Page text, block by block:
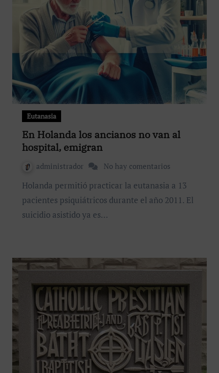
Eutanasia
En Holanda los ancianos no van al
hospital, emigran
administrador No hay comentarios
Holanda permitió practicar la eutanasia a 13
pacientes psiquiátricos durante el año 2011. El
suicidio asistido ya es…